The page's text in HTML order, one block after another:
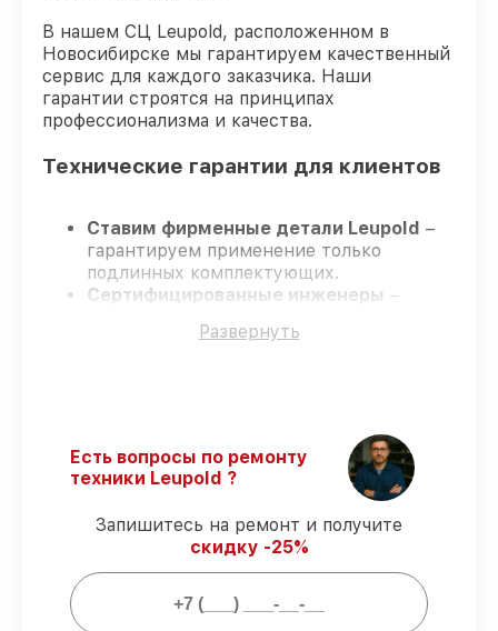
В нашем СЦ Leupold, расположенном в
Новосибирске мы гарантируем качественный
сервис для каждого заказчика. Наши
гарантии строятся на принципах
профессионализма и качества.
Технические гарантии для клиентов
Ставим фирменные детали Leupold –
гарантируем применение только
подлинных комплектующих.
Сертифицированные инженеры –
навыков, что подтверждает уровень их
14x56 Side Focus в оговоренные сроки.
Поддержка после ремонта – все все
виды ремонта защищены сервисной
гарантией.
Мы гарантируем:
Развернуть
Есть вопросы по ремонту
техники Leupold ?
Запишитесь на ремонт и получите
скидку -25%